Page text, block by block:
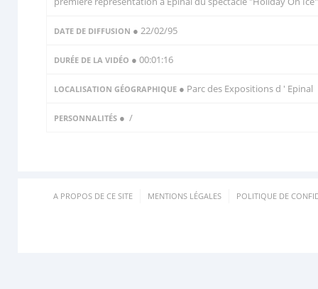
DATE DE DIFFUSION ● 22/02/95
DURÉE DE LA VIDÉO ● 00:01:16
LOCALISATION GÉOGRAPHIQUE ● Parc des Expositions d ' Epinal
PERSONNALITÉS ● /
A PROPOS DE CE SITE MENTIONS LÉGALES POLITIQUE DE